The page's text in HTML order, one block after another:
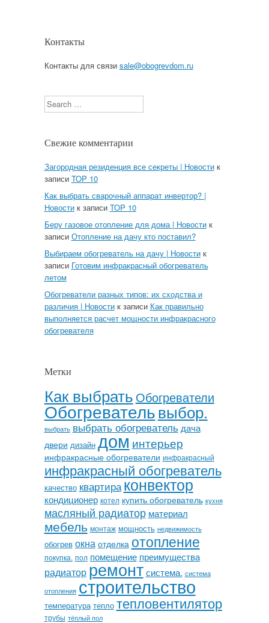
Контакты
Контакты для связи sale@obogrevdom.ru
Search
Свежие комментарии
Загородная резиденция все секреты | Новостик
записи TOP 10
Как выбрать сварочный аппарат инвертор? |
Новостик записи TOP 10
Беру газовое отопление для дома | Новостик
записи Отопление на дачу кто поставил?
Выбираем обогреватель на дачу | Новостик
записи Готовим инфракрасный обогреватель
летом
Обогреватели разных типов: их сходства и
различия | Новостик записи Как правильно
выполняется расчет мощности инфракрасного
обогревателя
Метки
Как выбрать Обогреватели
Обогревательвыбор.
выбрать выбрать обогреватель дача
двери дизайн дом интерьер
инфракрасные обогреватели инфракрасный
инфракрасный обогреватель
качество квартираконвектор
кондиционер котел купить обогреватель кухня
масляный радиатор материал
мебель монтаж мощность недвижимость
обогрев окна отделка отопление
покупка. пол помещение преимущества
радиатор ремонт система. система
отопления строительство
температура тепло тепловентилятор
трубы тёплый пол